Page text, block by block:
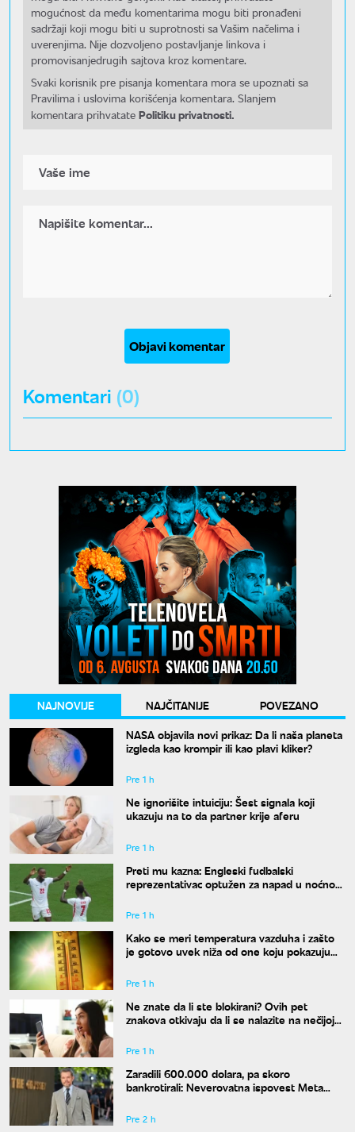
mogućnost da među komentarima mogu biti pronađeni
sadržaji koji mogu biti u suprotnosti sa Vašim načelima i
uverenjima. Nije dozvoljeno postavljanje linkova i
promovisanjedrugih sajtova kroz komentare.
Svaki korisnik pre pisanja komentara mora se upoznati sa
Pravilima i uslovima korišćenja komentara. Slanjem
komentara prihvatate Politiku privatnosti.
Objavi komentar
Komentari (0)
NAJNOVIJE NAJČITANIJE
POVEZANO
NASA objavila novi prikaz: Da li naša planeta
izgleda kao krompir ili kao plavi kliker?
Pre 1 h
Ne ignorišite intuiciju: Šest signala koji
ukazuju na to da partner krije aferu
Pre 1 h
Preti mu kazna: Engleski fudbalski
reprezentativac optužen za napad u noćnom
Pre 1 h
Kako se meri temperatura vazduha i zašto
je gotovo uvek niža od one koju pokazuju
Pre 1 h
Ne znate da li ste blokirani? Ovih pet
znakova otkivaju da li se nalazite na nečijoj
Pre 1 h
Zaradili 600.000 dolara, pa skoro
bankrotirali: Neverovatna ispovest Meta
Pre 2 h